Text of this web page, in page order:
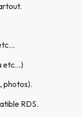
etc…)
photos).
RDS.